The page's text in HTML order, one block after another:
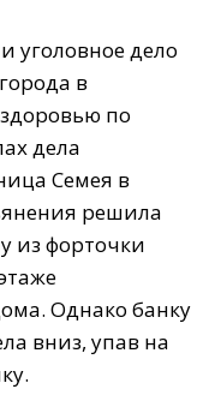
уголовное дело
в
по
дела
Семея в
решила
из форточки
Однако банку
вниз, упав на